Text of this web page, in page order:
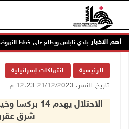
أهم الاخبار
مجلس بلدي نابلس ويطلع على خطط النهوض
الرئيسية انتهاكات إسرائيلية
تاريخ النشر: 21/12/2023 12:23 م
الاحتلال
شرق